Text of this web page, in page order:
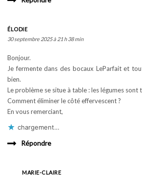
ÉLODIE
30 septembre 2025 à 21 h 38 min
Bonjour.
Je fermente dans des bocaux LeParfait et
bien.
Le problème se situe à table : les légumes
Comment éliminer le côté effervescent ?
En vous remerciant,
chargement…
Répondre
MARIE-CLAIRE